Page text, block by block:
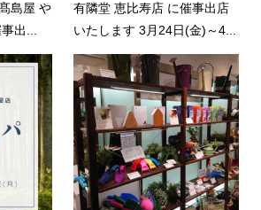
島屋 や
出...
有隣堂 恵比寿店 に催事出店
いたします 3月24日(金)～4...